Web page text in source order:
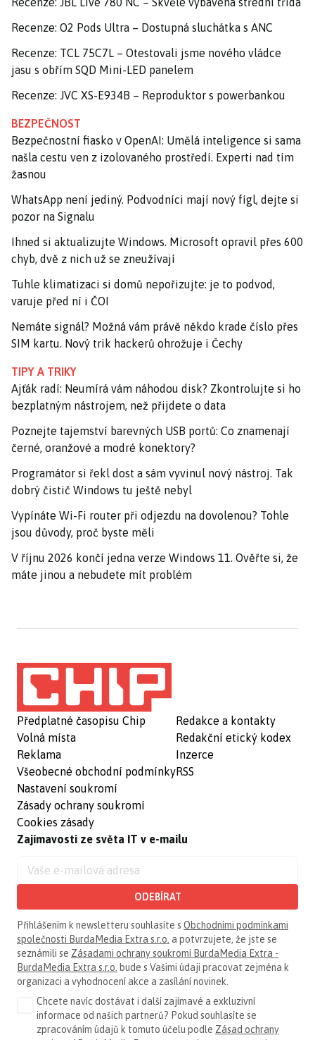
Recenze: O2 Pods Ultra – Dostupná sluchátka s ANC
Recenze: TCL 75C7L – Otestovali jsme nového vládce
jasu s obřím SQD Mini-LED panelem
Recenze: JVC XS-E934B – Reproduktor s powerbankou
BEZPEČNOST
Bezpečnostní fiasko v OpenAI: Umělá inteligence si sama
našla cestu ven z izolovaného prostředí. Experti nad tím
žasnou
WhatsApp není jediný. Podvodníci mají nový fígl, dejte si
pozor na Signalu
Ihned si aktualizujte Windows. Microsoft opravil přes 600
chyb, dvě z nich už se zneužívají
Tuhle klimatizaci si domů nepořizujte: je to podvod,
varuje před ní i ČOI
Nemáte signál? Možná vám právě někdo krade číslo přes
SIM kartu. Nový trik hackerů ohrožuje i Čechy
TIPY A TRIKY
Ajťák radí: Neumírá vám náhodou disk? Zkontrolujte si ho
bezplatným nástrojem, než přijdete o data
Poznejte tajemství barevných USB portů: Co znamenají
černé, oranžové a modré konektory?
Programátor si řekl dost a sám vyvinul nový nástroj. Tak
dobrý čistič Windows tu ještě nebyl
Vypínáte Wi-Fi router při odjezdu na dovolenou? Tohle
jsou důvody, proč byste měli
V říjnu 2026 končí jedna verze Windows 11. Ověřte si, že
máte jinou a nebudete mít problém
Předplatné časopisu Chip
Volná místa
Reklama
Všeobecné obchodní podmínky
Nastavení soukromí
Zásady ochrany soukromí
Cookies zásady
Redakce a kontakty
Redakční etický kodex
Inzerce
RSS
Zajímavosti ze světa IT v e-mailu
ODEBÍRAT
Přihlášením k newsletteru souhlasíte s Obchodními podmínkami
společnosti BurdaMedia Extra s.r.o. a potvrzujete, že jste se
seznámili se Zásadami ochrany soukromí BurdaMedia Extra -
BurdaMedia Extra s.r.o. bude s Vašimi údaji pracovat zejména k
organizaci a vyhodnocení akce a zasílání novinek.
Chcete navíc dostávat i další zajímavé a exkluzivní
informace od našich partnerů? Pokud souhlasíte se
zpracováním údajů k tomuto účelu podle Zásad ochrany